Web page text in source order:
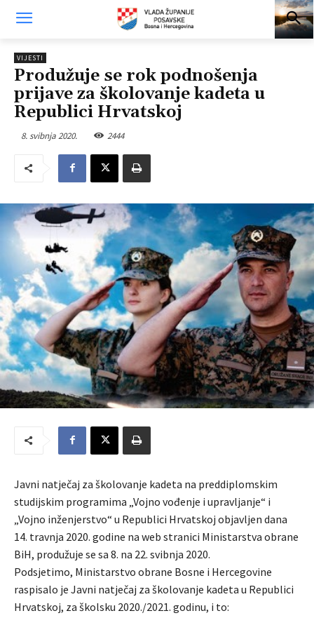
VIJESTI
Produžuje se rok podnošenja
prijave za školovanje kadeta u
Republici Hrvatskoj
8. svibnja 2020. 2444
Javni natječaj za školovanje kadeta na preddiplomskim
studijskim programima „Vojno vođenje i upravljanje“ i
„Vojno inženjerstvo“ u Republici Hrvatskoj objavljen dana
14. travnja 2020. godine na web stranici Ministarstva obrane
BiH, produžuje se sa 8. na 22. svibnja 2020.
Podsjetimo, Ministarstvo obrane Bosne i Hercegovine
raspisalo je Javni natječaj za školovanje kadeta u Republici
Hrvatskoj, za školsku 2020./2021. godinu, i to: